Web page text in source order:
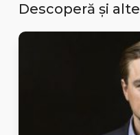
Descoperă și alte